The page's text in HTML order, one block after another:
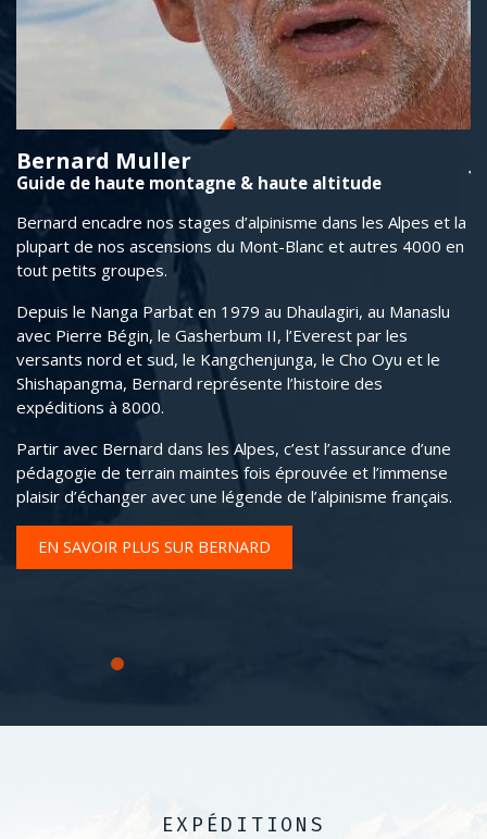
Bernard Muller
Guide de haute montagne & haute altitude
Bernard encadre nos stages d’alpinisme dans les Alpes et la
plupart de nos ascensions du Mont-Blanc et autres 4000 en
tout petits groupes.
Depuis le Nanga Parbat en 1979 au Dhaulagiri, au Manaslu
avec Pierre Bégin, le Gasherbum II, l’Everest par les
versants nord et sud, le Kangchenjunga, le Cho Oyu et le
Shishapangma, Bernard représente l’histoire des
expéditions à 8000.
Partir avec Bernard dans les Alpes, c’est l’assurance d’une
pédagogie de terrain maintes fois éprouvée et l’immense
plaisir d’échanger avec une légende de l’alpinisme français.
EN SAVOIR PLUS SUR BERNARD
EXPÉDITIONS